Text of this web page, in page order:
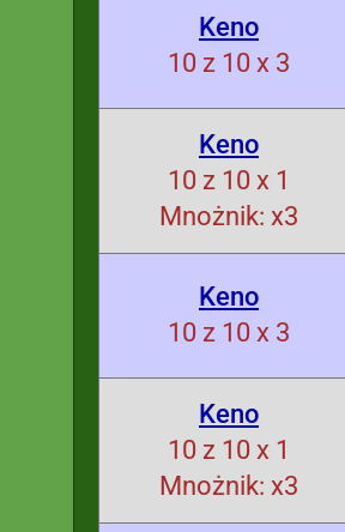
Keno
10 z 10 x 3
Keno
10 z 10 x 1
Mnożnik: x3
Keno
10 z 10 x 3
Keno
10 z 10 x 1
Mnożnik: x3